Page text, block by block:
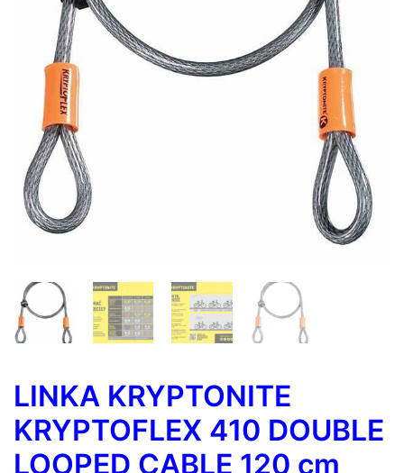
LINKA KRYPTONITE
KRYPTOFLEX 410 DOUBLE
LOOPED CABLE 120 cm